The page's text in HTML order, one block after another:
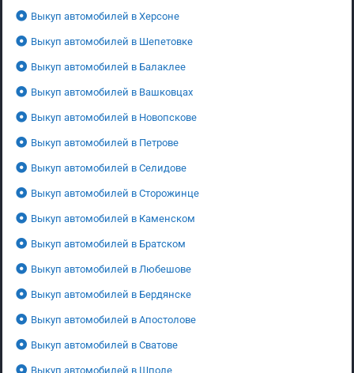
Выкуп автомобилей в Херсоне
Выкуп автомобилей в Шепетовке
Выкуп автомобилей в Балаклее
Выкуп автомобилей в Вашковцах
Выкуп автомобилей в Новопскове
Выкуп автомобилей в Петрове
Выкуп автомобилей в Селидове
Выкуп автомобилей в Сторожинце
Выкуп автомобилей в Каменском
Выкуп автомобилей в Братском
Выкуп автомобилей в Любешове
Выкуп автомобилей в Бердянске
Выкуп автомобилей в Апостолове
Выкуп автомобилей в Сватове
Выкуп автомобилей в Шполе